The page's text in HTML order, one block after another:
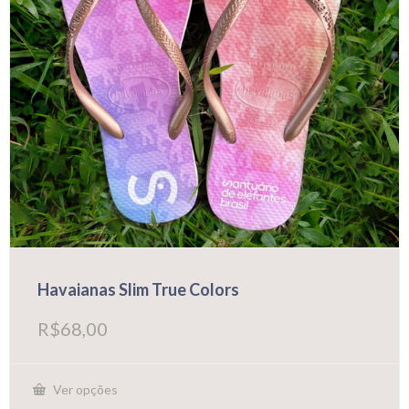
do
produto
Havaianas Slim True Colors
R$68,00
Ver opções
Este